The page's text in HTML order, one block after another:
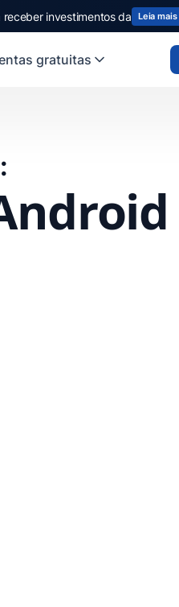
investimentos da Leia mais
gratuitas